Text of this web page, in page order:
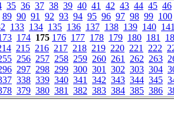
35 36 37 38 39 40 41 42 43 44 45 46
89 90 91 92 93 94 95 96 97 98 99 100
133 134 135 136 137 138 139 140 141
174 175 176 177 178 179 180 181
215 216 217 218 219 220 221 222
256 257 258 259 260 261 262 263
297 298 299 300 301 302 303 304
338 339 340 341 342 343 344 345
379 380 381 382 383 384 385 386